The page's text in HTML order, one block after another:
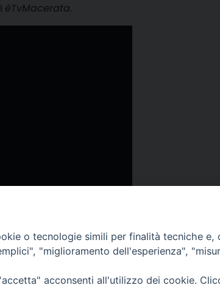
èTvMacerata.
Registrazione Trib. di Macerata: N. 2329/
o tecnologie simili per finalità tecniche
"miglioramento dell'esperienza",
acconsenti all'utilizzo dei cookie.